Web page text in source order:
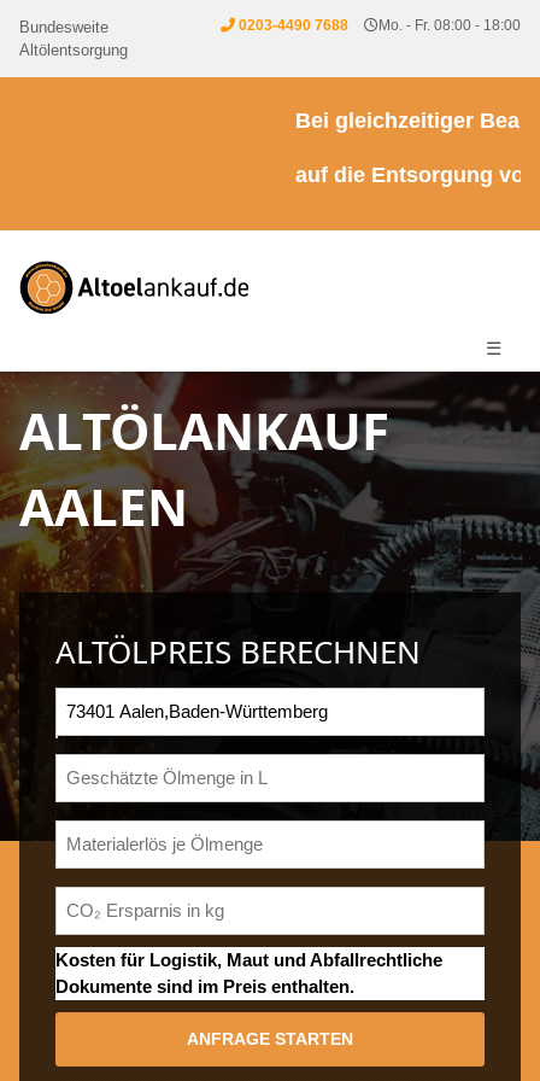
Bundesweite
Altölentsorgung
0203-4490 7688 Mo. - Fr. 08:00 - 18:00
Bei gleichzeitiger
auf die Entsorgung von
☰
ALTÖLANKAUF
AALEN
ALTÖLPREIS BERECHNEN
Kosten für Logistik, Maut und Abfallrechtliche
Dokumente sind im Preis enthalten.
ANFRAGE STARTEN